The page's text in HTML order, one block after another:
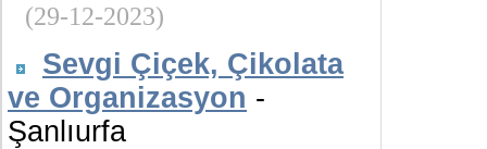
(29-12-2023)
Sevgi Çiçek, Çikolata
ve Organizasyon -
Şanlıurfa